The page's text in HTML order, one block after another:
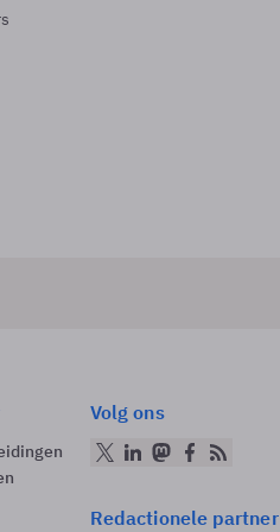
Volg ons
Redactionele partner